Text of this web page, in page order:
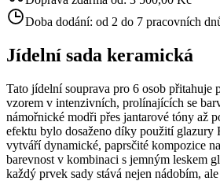
Doba dodání: od 2 do 7 pracovních
Jídelní sada keramická
Tato jídelní souprava pro 6 osob přitahuje
vzorem v intenzivních, prolínajících se
námořnické modři přes jantarové tóny až
efektu bylo dosaženo díky použití glazury
vytváří dynamické, paprsčité kompozice
barevnost v kombinaci s jemným leskem
každý prvek sady stává nejen nádobím,